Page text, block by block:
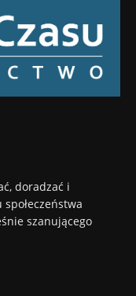
doradzać i
szanującego